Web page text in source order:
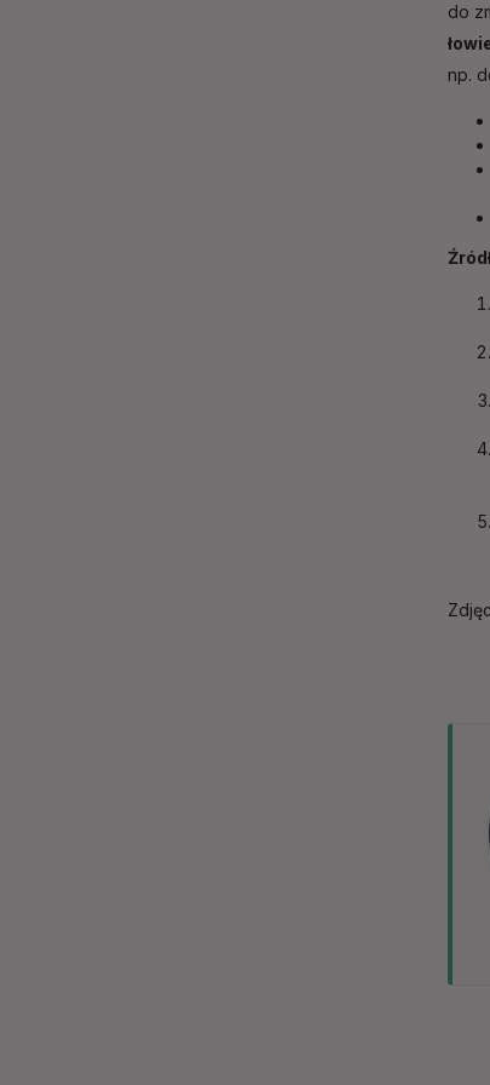
do
np.